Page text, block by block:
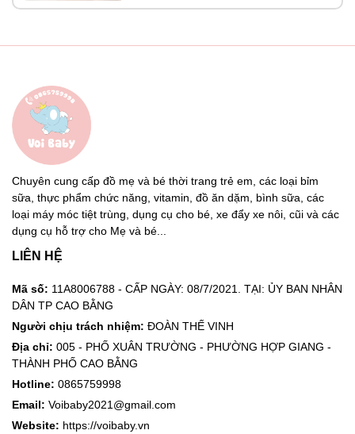
Chuyên cung cấp đồ mẹ và bé thời trang trẻ em, các loại bỉm
sữa, thực phẩm chức năng, vitamin, đồ ăn dặm, bình sữa, các
loại máy móc tiệt trùng, dụng cụ cho bé, xe đẩy xe nôi, cũi và các
dụng cụ hỗ trợ cho Mẹ và bé...
LIÊN HỆ
Mã số: 11A8006788 - CẤP NGÀY: 08/7/2021. TẠI: ỦY BAN NHÂN
DÂN TP CAO BẰNG
Người chịu trách nhiệm: ĐOÀN THẾ VINH
Địa chỉ: 005 - PHỐ XUÂN TRƯỜNG - PHƯỜNG HỢP GIANG -
THÀNH PHỐ CAO BẰNG
Hotline: 0865759998
Email: Voibaby2021@gmail.com
Website: https://voibaby.vn